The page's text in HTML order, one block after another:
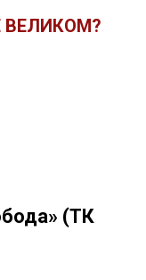
ВЕЛИКОМ?
(ТК